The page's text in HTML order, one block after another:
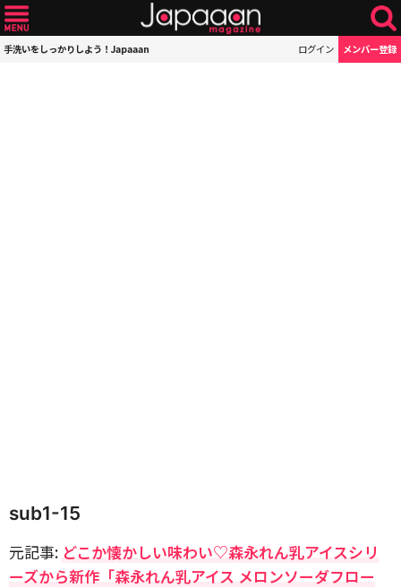
手洗いをしっかりしよう！Japaaan ログイン メンバー登録
sub1-15
元記事: どこか懐かしい味わい♡森永れん乳アイスシリ
ーズから新作「森永れん乳アイス メロンソーダフロー